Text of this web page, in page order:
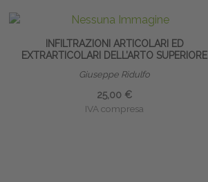
INFILTRAZIONI ARTICOLARI ED
EXTRARTICOLARI DELL’ARTO SUPERIORE
Giuseppe Ridulfo
25,00 €
IVA compresa